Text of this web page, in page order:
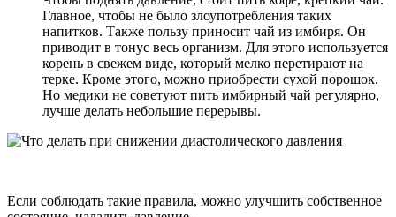
Главное, чтобы не было злоупотребления таких
напитков. Также пользу приносит чай из имбиря. Он
приводит в тонус весь организм. Для этого используется
корень в свежем виде, который мелко перетирают на
терке. Кроме этого, можно приобрести сухой порошок.
Но медики не советуют пить имбирный чай регулярно,
лучше делать небольшие перерывы.
Если соблюдать такие правила, можно улучшить собственное